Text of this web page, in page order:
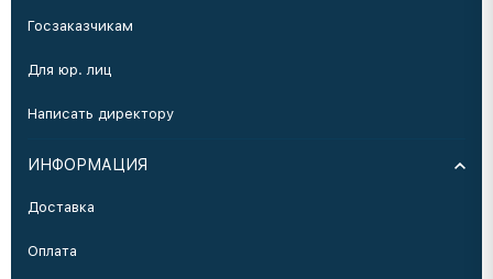
Госзаказчикам
Для юр. лиц
Написать директору
ИНФОРМАЦИЯ
Доставка
Оплата